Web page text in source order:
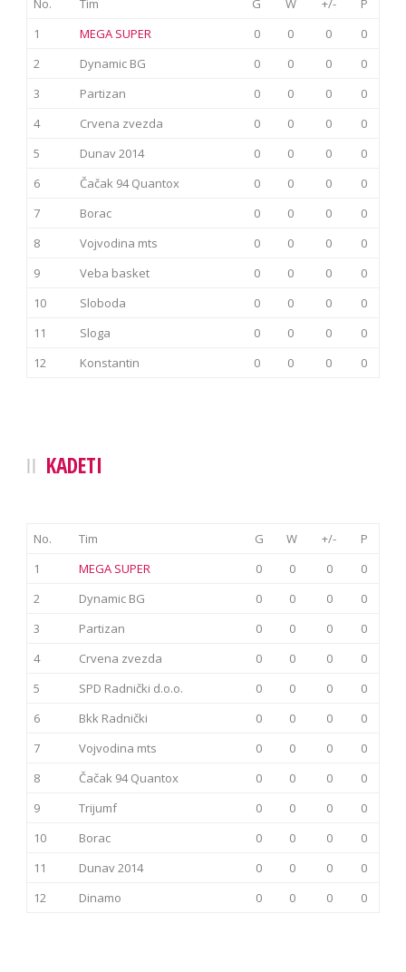
No. Tim G W +/-
P
1
MEGA SUPER 0 0 0
0
2
Dynamic BG 0 0 0
0
3
Partizan 0 0 0
0
4
Crvena zvezda 0 0 0
0
5
Dunav 2014 0 0 0
0
6
Čačak 94 Quantox 0 0 0
0
7
Borac 0 0 0
0
8
Vojvodina mts 0 0 0
0
9
Veba basket 0 0 0
0
10
Sloboda 0 0 0
0
11
Sloga 0 0 0
0
12
Konstantin 0 0 0 0
KADETI
No. Tim G W +/-
P
1
MEGA SUPER 0 0 0
0
2
Dynamic BG 0 0 0
0
3
Partizan 0 0 0
0
4
Crvena zvezda 0 0 0
0
5
SPD Radnički d.o.o. 0 0 0
0
6
Bkk Radnički 0 0 0
0
7
Vojvodina mts 0 0 0
0
8
Čačak 94 Quantox 0 0 0
0
9
Trijumf 0 0 0
0
10
Borac 0 0 0
0
11
Dunav 2014 0 0 0
0
12
Dinamo 0 0 0 0